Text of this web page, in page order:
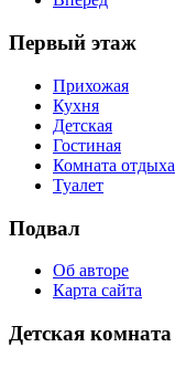
Первый этаж
Прихожая
Кухня
Детская
Гостиная
Комната отдыха
Туалет
Подвал
Об авторе
Карта сайта
Детская комната